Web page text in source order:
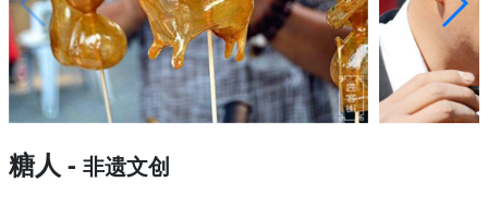
糖人 - 非遗文创